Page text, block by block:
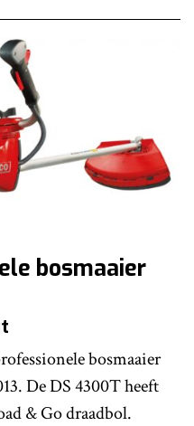
bosmaaier
bosmaaier
De DS 4300T heeft
& Go draadbol.